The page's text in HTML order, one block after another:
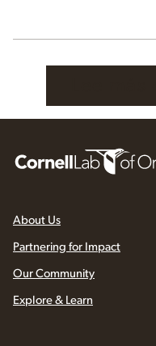
About Us
Partnering for Impact
Our Community
Explore & Learn